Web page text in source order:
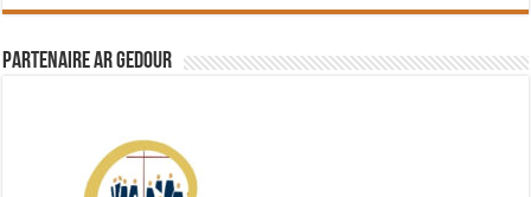
Partenaire Ar Gedour